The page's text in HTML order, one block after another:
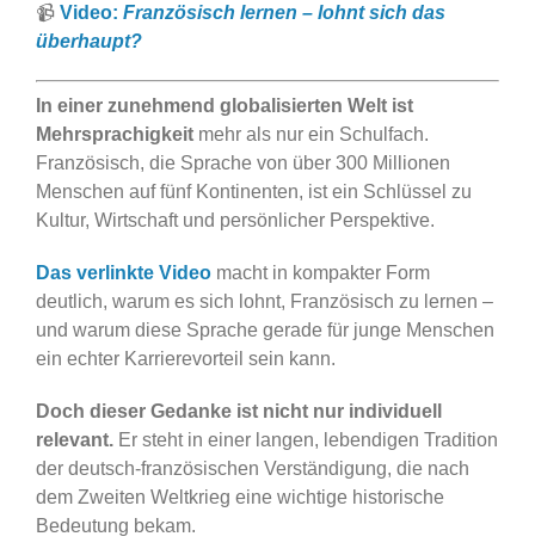
📹 Video: Französisch lernen – lohnt sich das
überhaupt?
In einer zunehmend globalisierten Welt ist
Mehrsprachigkeitmehr als nur ein Schulfach.
Französisch, die Sprache von über 300 Millionen
Menschen auf fünf Kontinenten, ist ein Schlüssel zu
Kultur, Wirtschaft und persönlicher Perspektive.
Das verlinkte Video macht in kompakter Form
deutlich, warum es sich lohnt, Französisch zu lernen –
und warum diese Sprache gerade für junge Menschen
ein echter Karrierevorteil sein kann.
Doch dieser Gedanke ist nicht nur individuell
relevant.Er steht in einer langen, lebendigen Tradition
der deutsch-französischen Verständigung, die nach
dem Zweiten Weltkrieg eine wichtige historische
Bedeutung bekam.